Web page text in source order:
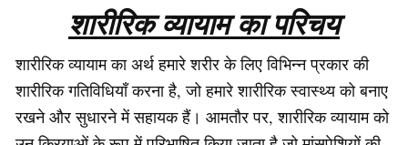
शारीरिक व्यायाम का परिचय
शारीरिक व्यायाम का अर्थ हमारे शरीर के लिए विभिन्न प्रकार की
शारीरिक गतिविधियाँ करना है, जो हमारे शारीरिक स्वास्थ्य को बनाए
रखने और सुधारने में सहायक हैं। आमतौर पर, शारीरिक व्यायाम को